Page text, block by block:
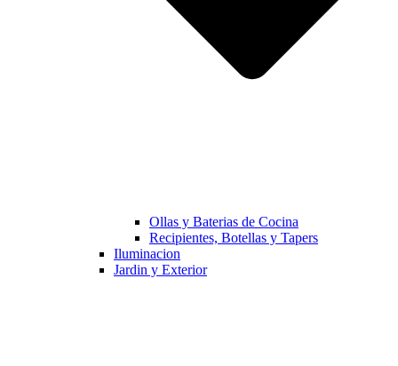
Ollas y Baterias de Cocina
Recipientes, Botellas y Tapers
Iluminacion
Jardin y Exterior